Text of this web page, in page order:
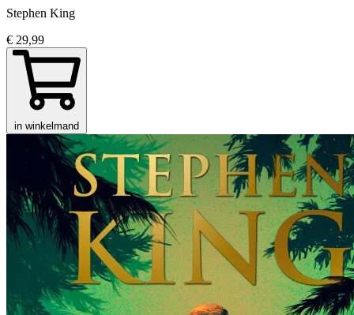
Stephen King
€ 29,99
in winkelmand